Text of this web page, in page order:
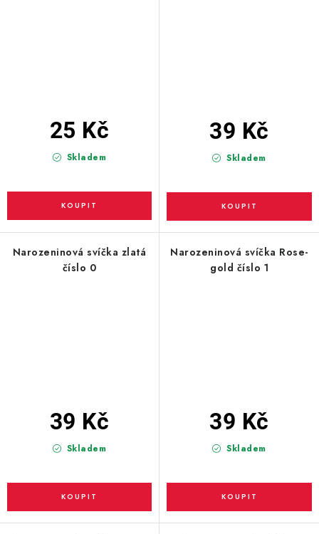
Skladem
25 Kč
Skladem
39 Kč
Narozeninová svíčka zlatá
číslo 0
Skladem
39 Kč
Narozeninová svíčka Rose-
gold číslo 1
Skladem
39 Kč